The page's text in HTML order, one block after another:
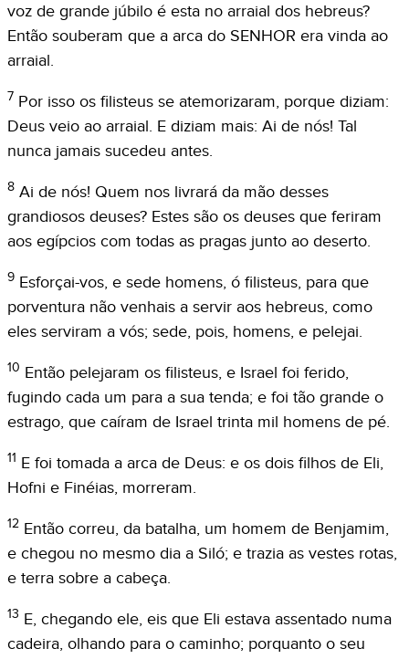
voz de grande júbilo é esta no arraial dos hebreus?
Então souberam que a arca do SENHOR era vinda ao
arraial.
7 Por isso os filisteus se atemorizaram, porque diziam:
Deus veio ao arraial. E diziam mais: Ai de nós! Tal
nunca jamais sucedeu antes.
8 Ai de nós! Quem nos livrará da mão desses
grandiosos deuses? Estes são os deuses que feriram
aos egípcios com todas as pragas junto ao deserto.
9 Esforçai-vos, e sede homens, ó filisteus, para que
porventura não venhais a servir aos hebreus, como
eles serviram a vós; sede, pois, homens, e pelejai.
10 Então pelejaram os filisteus, e Israel foi ferido,
fugindo cada um para a sua tenda; e foi tão grande o
estrago, que caíram de Israel trinta mil homens de pé.
11 E foi tomada a arca de Deus: e os dois filhos de Eli,
Hofni e Finéias, morreram.
12 Então correu, da batalha, um homem de Benjamim,
e chegou no mesmo dia a Siló; e trazia as vestes rotas,
e terra sobre a cabeça.
13 E, chegando ele, eis que Eli estava assentado numa
cadeira, olhando para o caminho; porquanto o seu